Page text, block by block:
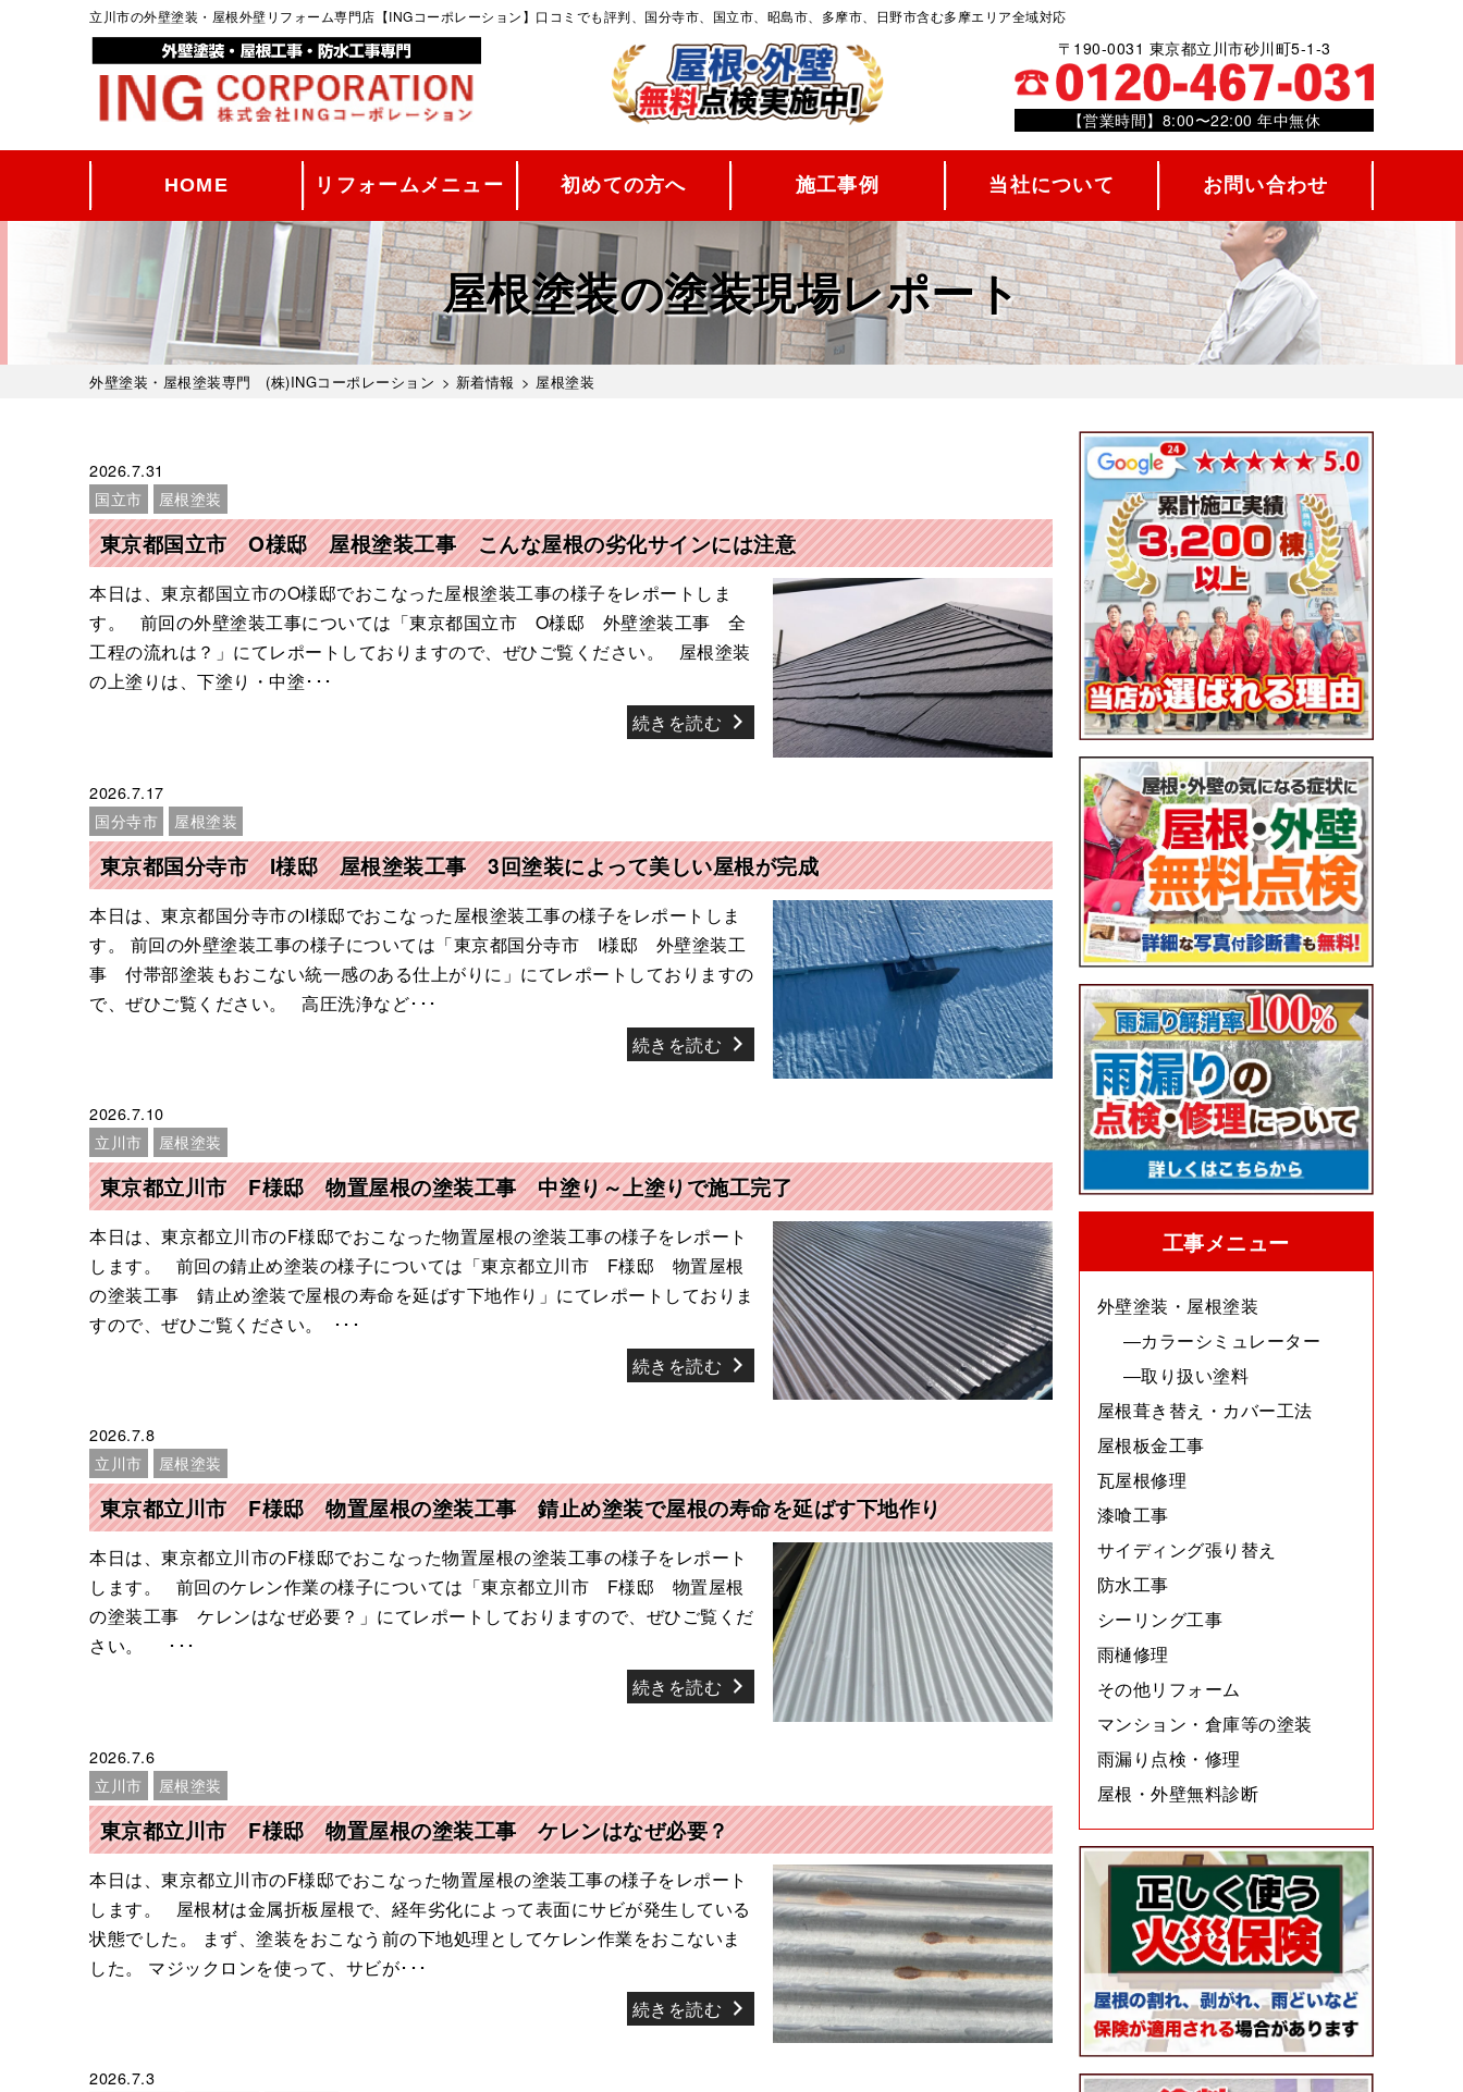
立川市の外壁塗装・屋根外壁リフォーム専門店【INGコーポレーション】口コミでも評判、国分寺市、国立市、昭島市、多摩市、日野市含む多摩エリア全域対応
〒190-0031 東京都立川市砂川町5-1-3
【営業時間】8:00〜22:00 年中無休
HOME リフォームメニュー 初めての方へ 施工事例 当社について お問い合わせ
屋根塗装の塗装現場レポート
外壁塗装・屋根塗装専門 (株)INGコーポレーション > 新着情報 > 屋根塗装
2026.7.31
国立市 屋根塗装
東京都国立市 O様邸 屋根塗装工事 こんな屋根の劣化サインには注意
本日は、東京都国立市のO様邸でおこなった屋根塗装工事の様子をレポートしま
す。 前回の外壁塗装工事については「東京都国立市 O様邸 外壁塗装工事 全
工程の流れは？」にてレポートしておりますので、ぜひご覧ください。 屋根塗装
の上塗りは、下塗り・中塗･･･
続きを読む
2026.7.17
国分寺市 屋根塗装
東京都国分寺市 I様邸 屋根塗装工事 3回塗装によって美しい屋根が完成
本日は、東京都国分寺市のI様邸でおこなった屋根塗装工事の様子をレポートしま
す。 前回の外壁塗装工事の様子については「東京都国分寺市 I様邸 外壁塗装工
事 付帯部塗装もおこない統一感のある仕上がりに」にてレポートしておりますの
で、ぜひご覧ください。 高圧洗浄など･･･
続きを読む
2026.7.10
立川市 屋根塗装
東京都立川市 F様邸 物置屋根の塗装工事 中塗り～上塗りで施工完了
本日は、東京都立川市のF様邸でおこなった物置屋根の塗装工事の様子をレポート
します。 前回の錆止め塗装の様子については「東京都立川市 F様邸 物置屋根
の塗装工事 錆止め塗装で屋根の寿命を延ばす下地作り」にてレポートしておりま
すので、ぜひご覧ください。 ･･･
続きを読む
2026.7.8
立川市 屋根塗装
東京都立川市 F様邸 物置屋根の塗装工事 錆止め塗装で屋根の寿命を延ばす下地作り
本日は、東京都立川市のF様邸でおこなった物置屋根の塗装工事の様子をレポート
します。 前回のケレン作業の様子については「東京都立川市 F様邸 物置屋根
の塗装工事 ケレンはなぜ必要？」にてレポートしておりますので、ぜひご覧くだ
さい。 ･･･
続きを読む
2026.7.6
立川市 屋根塗装
東京都立川市 F様邸 物置屋根の塗装工事 ケレンはなぜ必要？
本日は、東京都立川市のF様邸でおこなった物置屋根の塗装工事の様子をレポート
します。 屋根材は金属折板屋根で、経年劣化によって表面にサビが発生している
状態でした。 まず、塗装をおこなう前の下地処理としてケレン作業をおこないま
した。 マジックロンを使って、サビが･･･
続きを読む
2026.7.3
工事メニュー
外壁塗装・屋根塗装
カラーシミュレーター
取り扱い塗料
屋根葺き替え・カバー工法
屋根板金工事
瓦屋根修理
漆喰工事
サイディング張り替え
防水工事
シーリング工事
雨樋修理
その他リフォーム
マンション・倉庫等の塗装
雨漏り点検・修理
屋根・外壁無料診断